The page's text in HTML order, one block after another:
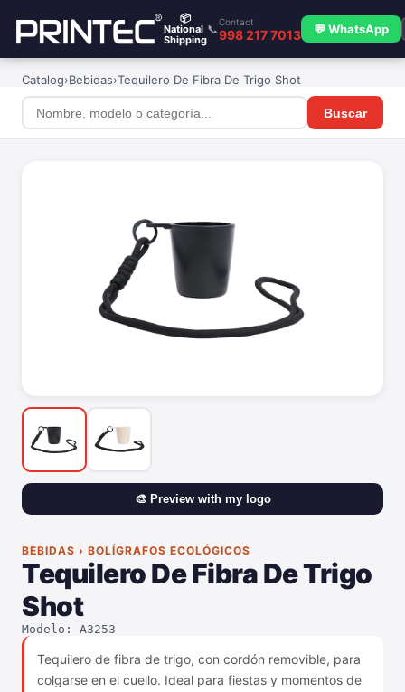
📦
National
Shipping
📞
Contact
998 217 7013 💬 WhatsApp
Catalog›Bebidas›Tequilero De Fibra De Trigo Shot
Buscar
🎨 Preview with my logo
BEBIDAS › BOLÍGRAFOS ECOLÓGICOS
Tequilero De Fibra De Trigo
Shot
Modelo: A3253
Tequilero de fibra de trigo, con cordón removible, para
colgarse en el cuello. Ideal para fiestas y momentos de